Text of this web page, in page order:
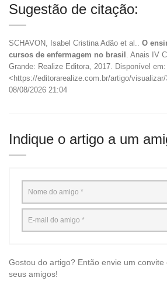
Sugestão de citação:
SCHAVON, Isabel Cristina Adão et al.. O
cursos de enfermagem no brasil
. Anais IV
Grande: Realize Editora, 2017. Disponível em:
<https://editorarealize.com.br/artigo/
08/08/2026 21:04
Indique o artigo a um
Gostou do artigo? Então envie um
seus amigos!